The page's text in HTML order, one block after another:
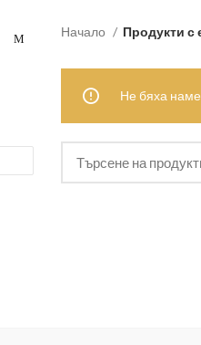
Начало Продукти с
Не бяха